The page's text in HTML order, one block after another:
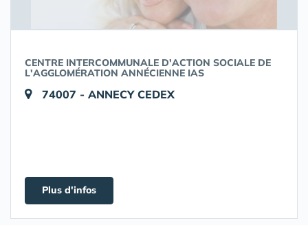
CENTRE INTERCOMMUNALE D'ACTION SOCIALE DE
L'AGGLOMÉRATION ANNÉCIENNE IAS
74007 - ANNECY CEDEX
Plus d'infos